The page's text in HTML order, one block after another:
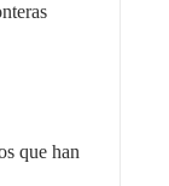
que han